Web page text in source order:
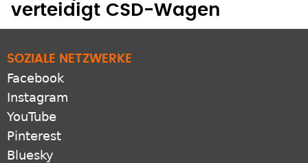
verteidigt CSD-Wagen
SOZIALE NETZWERKE
Facebook
Instagram
YouTube
Pinterest
Bluesky